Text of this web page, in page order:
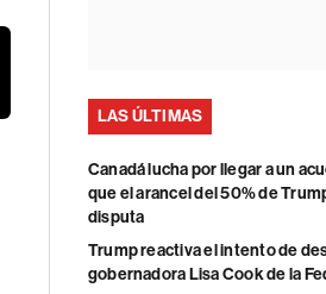
LAS ÚLTIMAS
Canadá lucha por llegar a un
que el arancel del 50% de
disputa
Trump reactiva el intento de
gobernadora Lisa Cook de la